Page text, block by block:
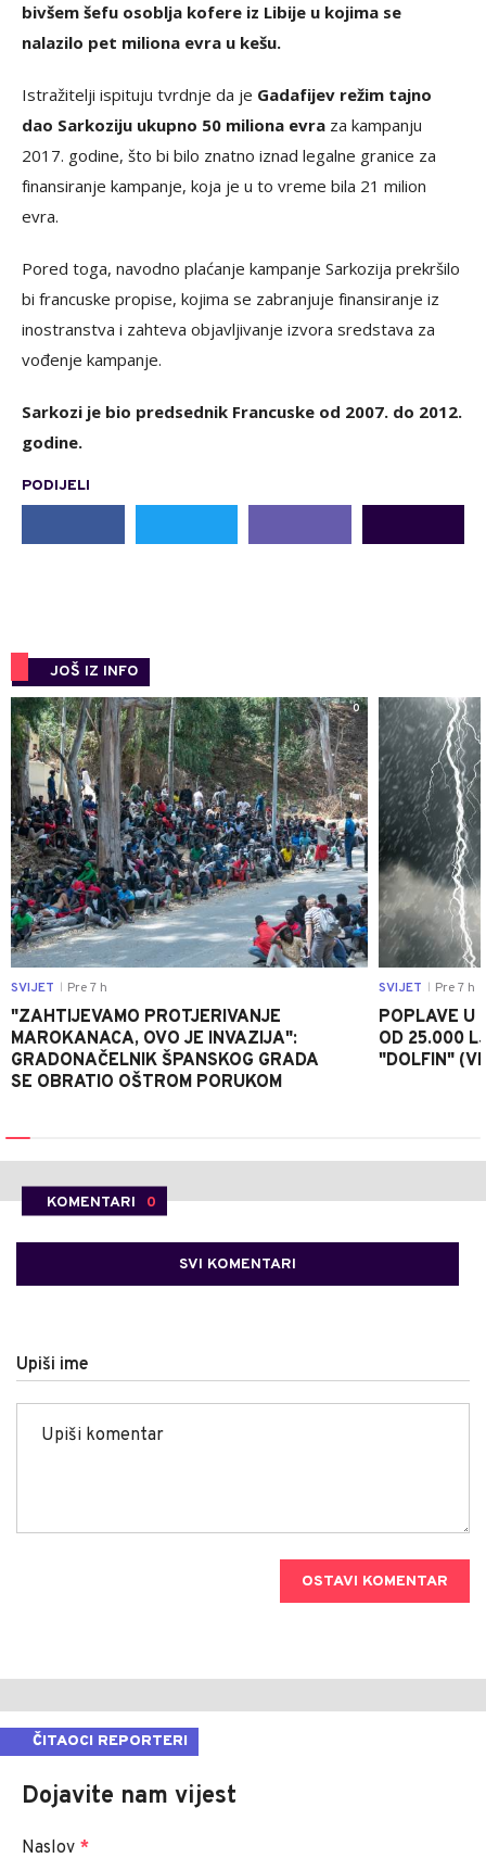
bivšem šefu osoblja kofere iz Libije u kojima se
nalazilo pet miliona evra u kešu.
Istražitelji ispituju tvrdnje da je Gadafijev režim tajno
dao Sarkoziju ukupno 50 miliona evra za kampanju
2017. godine, što bi bilo znatno iznad legalne granice za
finansiranje kampanje, koja je u to vreme bila 21 milion
evra.
Pored toga, navodno plaćanje kampanje Sarkozija prekršilo
bi francuske propise, kojima se zabranjuje finansiranje iz
inostranstva i zahteva objavljivanje izvora sredstava za
vođenje kampanje.
Sarkozi je bio predsednik Francuske od 2007. do 2012.
godine.
PODIJELI
JOŠ IZ INFO
0
SVIJET Pre 7 h
"ZAHTIJEVAMO PROTJERIVANJE
MAROKANACA, OVO JE INVAZIJA":
GRADONAČELNIK ŠPANSKOG GRADA
SE OBRATIO OŠTROM PORUKOM
SVIJET Pre 7 h
POPLAVE U
OD 25.000
"DOLFIN"
KOMENTARI 0
SVI KOMENTARI
Upiši ime
OSTAVI KOMENTAR
ČITAOCI REPORTERI
Dojavite nam vijest
Naslov *